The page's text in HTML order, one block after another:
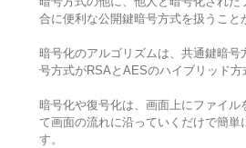
合に便利な公開鍵暗号方式を扱うこと
暗号化のアルゴリズムは、共通鍵暗号
号方式がRSAとAESのハイブリッド方
暗号化や復号化は、画面上にファイル
て画面の流れに沿っていくだけで簡単
す。